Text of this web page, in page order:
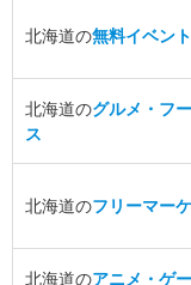
北海道の無料イベント
北海道のグルメ・フ
ス
北海道のフリーマー
北海道のアニメ・ゲ